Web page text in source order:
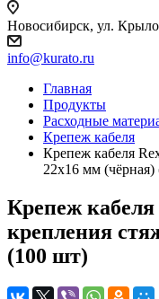
Новосибирск, ул.
info@kurato.ru
Главная
Продукты
Расходные
Крепеж кабеля
Крепеж кабеля
22x16 мм
Крепеж
крепления
(100 шт)